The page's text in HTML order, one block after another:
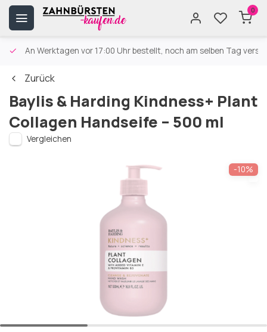
0
An Werktagen vor 17:00 Uhr bestellt, noch am selben Tag
Zurück
Baylis & Harding Kindness+ Plant
Collagen Handseife – 500 ml
Vergleichen
-10%